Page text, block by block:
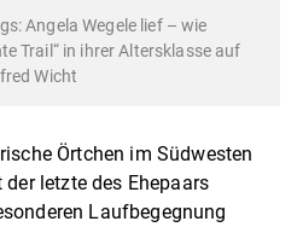
Angela Wegele lief – wie
Trail“ in ihrer Altersklasse auf
Wicht
Örtchen im Südwesten
letzte des Ehepaars
Laufbegegnung